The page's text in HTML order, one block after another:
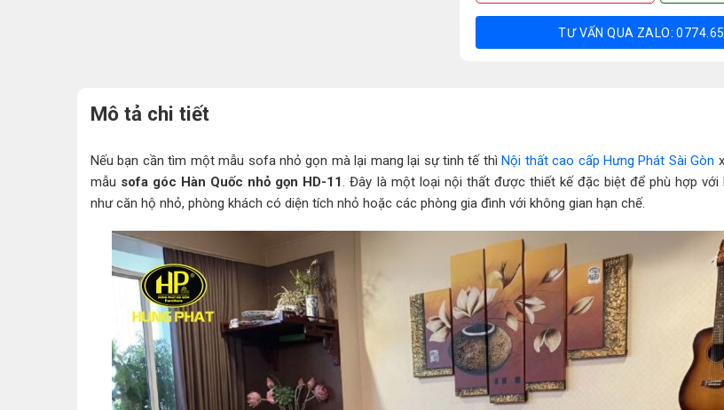
TƯ VẤN QUA ZALO:
Mô tả chi tiết
Nếu bạn cần tìm một mẫu sofa nhỏ gọn mà lại mang lại sự tinh tế thìNội thất cao cấp Hưng Phát Sài Gòn
mẫu sofa góc Hàn Quốc nhỏ gọn HD-11. Đây là một loại nội thất được thiết kế đặc biệt để phù hợp với
như căn hộ nhỏ, phòng khách có diện tích nhỏ hoặc các phòng gia đình với không gian hạn chế.